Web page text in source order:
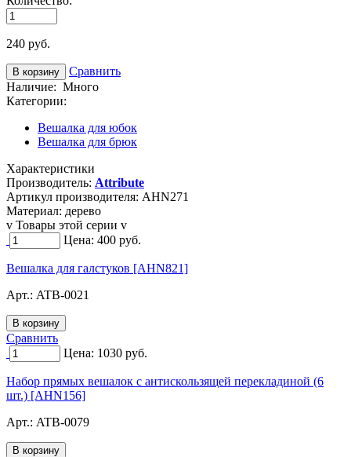
240 руб.
Сравнить
Наличие: Много
Категории:
Вешалка для юбок
Вешалка для брюк
Характеристики
Производитель: Attribute
Артикул производителя: AHN271
Материал: дерево
v Товары этой серии v
Цена: 400 руб.
Вешалка для галстуков [AHN821]
Арт.: ATB-0021
Сравнить
Цена: 1030 руб.
Набор прямых вешалок с антискользящей перекладиной (6
шт.) [AHN156]
Арт.: ATB-0079